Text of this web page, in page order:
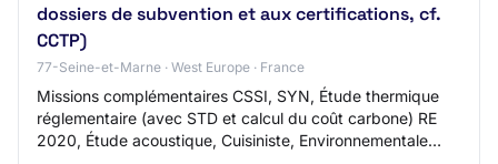
dossiers de subvention et aux certifications, cf.
CCTP)
77-Seine-et-Marne · West Europe · France
Missions complémentaires CSSI, SYN, Étude thermique
réglementaire (avec STD et calcul du coût carbone) RE
2020, Étude acoustique, Cuisiniste, Environnementale